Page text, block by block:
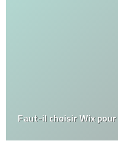
Faut-il choisir Wix